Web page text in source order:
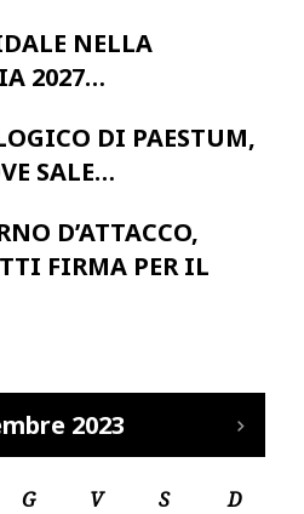
NELLA
2027…
DI PAESTUM,
SALE…
D’ATTACCO,
FIRMA PER IL
2023
G V S D